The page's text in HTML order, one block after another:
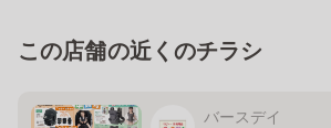
この店舗の近くのチラシ
バースデイ